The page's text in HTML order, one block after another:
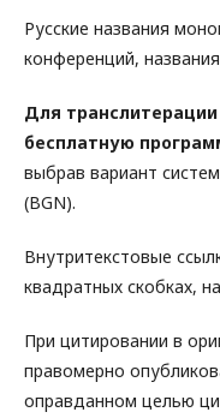
Русские названия
конференций,
Для
бесплатную
выбрав вариант
(BGN).
Внутритекстовые
квадратных скобках,
При цитировании в
правомерно
оправданном целью